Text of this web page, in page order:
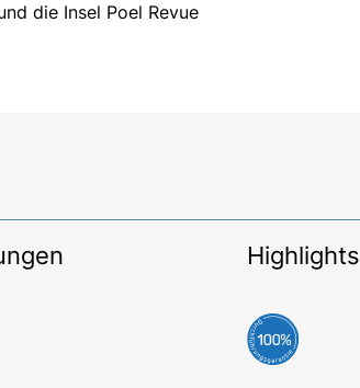
die Insel Poel Revue
Highlights